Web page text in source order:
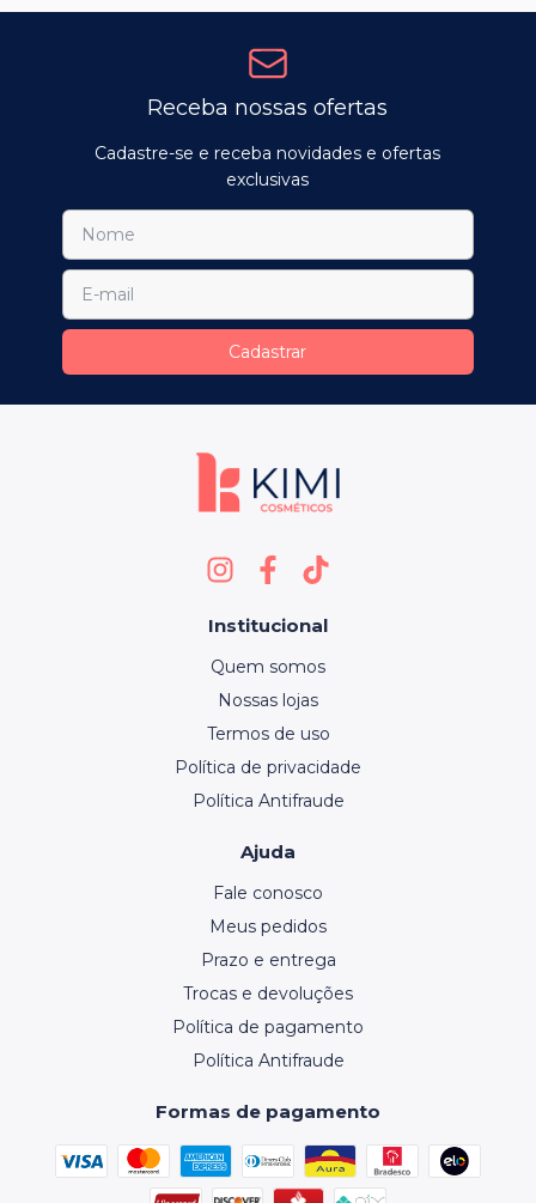
Receba nossas ofertas
Cadastre-se e receba novidades e ofertas
exclusivas
Institucional
Quem somos
Nossas lojas
Termos de uso
Política de privacidade
Política Antifraude
Ajuda
Fale conosco
Meus pedidos
Prazo e entrega
Trocas e devoluções
Política de pagamento
Política Antifraude
Formas de pagamento